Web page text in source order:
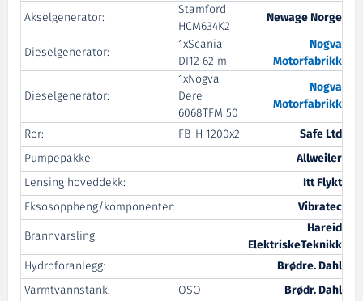
Akselgenerator:
Stamford
HCM634K2
Newage Norge
Dieselgenerator:
1xScania
DI12 62 m
Nogva
Motorfabrikk
Dieselgenerator:
1xNogva
Dere
6068TFM 50
Nogva
Motorfabrikk
Ror:
FB-H 1200x2
Safe Ltd
Pumpepakke:
Allweiler
Lensing hoveddekk:
Itt Flykt
Eksosoppheng/komponenter:
Vibratec
Brannvarsling:
Hareid
ElektriskeTeknikk
Hydroforanlegg:
Brødre. Dahl
Varmtvannstank:
OSO
Brødr. Dahl